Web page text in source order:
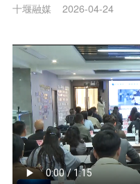
十堰融媒 2026-04-24